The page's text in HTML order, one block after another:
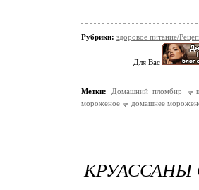
Рубрики: здоровое питание/
Для Вас
Метки: Домашний пломбир
мороженое
домашнее